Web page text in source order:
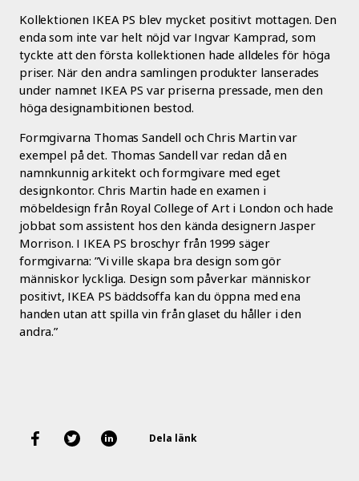
Kollektionen IKEA PS blev mycket positivt mottagen. Den
enda som inte var helt nöjd var Ingvar Kamprad, som
tyckte att den första kollektionen hade alldeles för höga
priser. När den andra samlingen produkter lanserades
under namnet IKEA PS var priserna pressade, men den
höga designambitionen bestod.
Formgivarna Thomas Sandell och Chris Martin var
exempel på det. Thomas Sandell var redan då en
namnkunnig arkitekt och formgivare med eget
designkontor. Chris Martin hade en examen i
möbeldesign från Royal College of Art i London och hade
jobbat som assistent hos den kända designern Jasper
Morrison. I IKEA PS broschyr från 1999 säger
formgivarna: ”Vi ville skapa bra design som gör
människor lyckliga. Design som påverkar människor
positivt, IKEA PS bäddsoffa kan du öppna med ena
handen utan att spilla vin från glaset du håller i den
andra.”
Dela länk